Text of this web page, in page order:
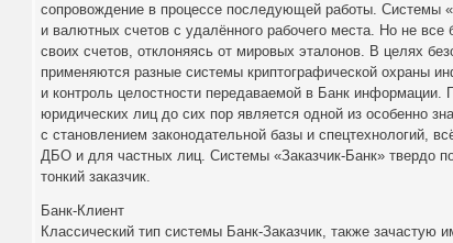
сопровождение в процессе последующей работы. Системы
и валютных счетов с удалённого рабочего места. Но не все
своих счетов, отклоняясь от мировых эталонов. В целях
применяются разные системы криптографической охраны
и контроль целостности передаваемой в Банк информации.
юридических лиц до сих пор является одной из особенно
с становлением законодательной базы и спецтехнологий,
ДБО и для частных лиц. Системы «Заказчик-Банк» твердо
тонкий заказчик.
Банк-Клиент
Классический тип системы Банк-Заказчик, также зачастую